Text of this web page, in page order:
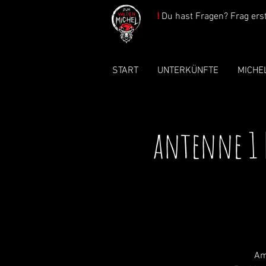
! Du hast Fragen? Frag
START UNTERKÜNFTE
antenne 1